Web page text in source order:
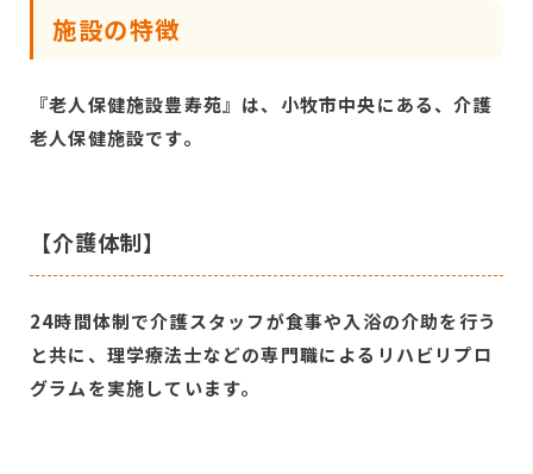
施設の特徴
『老人保健施設豊寿苑』は、小牧市中央にある、介護
老人保健施設です。
【介護体制】
24時間体制で介護スタッフが食事や入浴の介助を行う
と共に、理学療法士などの専門職によるリハビリプロ
グラムを実施しています。